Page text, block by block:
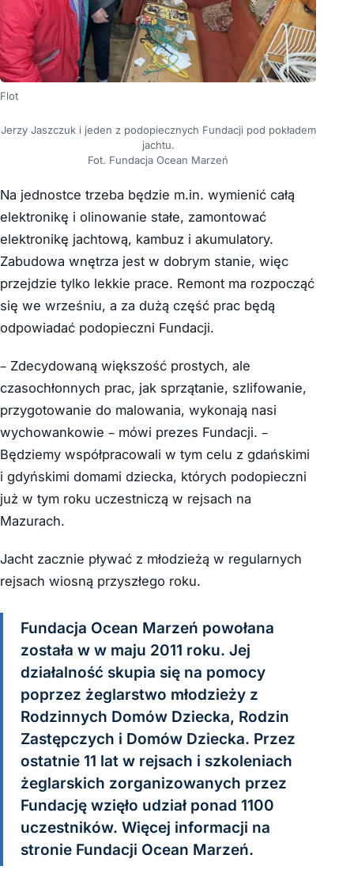
Flot
Jerzy Jaszczuk i jeden z podopiecznych Fundacji pod pokładem
jachtu.
Fot. Fundacja Ocean Marzeń
Na jednostce trzeba będzie m.in. wymienić całą
elektronikę i olinowanie stałe, zamontować
elektronikę jachtową, kambuz i akumulatory.
Zabudowa wnętrza jest w dobrym stanie, więc
przejdzie tylko lekkie prace. Remont ma rozpocząć
się we wrześniu, a za dużą część prac będą
odpowiadać podopieczni Fundacji.
– Zdecydowaną większość prostych, ale
czasochłonnych prac, jak sprzątanie, szlifowanie,
przygotowanie do malowania, wykonają nasi
wychowankowie – mówi prezes Fundacji. –
Będziemy współpracowali w tym celu z gdańskimi
i gdyńskimi domami dziecka, których podopieczni
już w tym roku uczestniczą w rejsach na
Mazurach.
Jacht zacznie pływać z młodzieżą w regularnych
rejsach wiosną przyszłego roku.
Fundacja Ocean Marzeń powołana
została w w maju 2011 roku. Jej
działalność skupia się na pomocy
poprzez żeglarstwo młodzieży z
Rodzinnych Domów Dziecka, Rodzin
Zastępczych i Domów Dziecka. Przez
ostatnie 11 lat w rejsach i szkoleniach
żeglarskich zorganizowanych przez
Fundację wzięło udział ponad 1100
uczestników. Więcej informacji na
stronie Fundacji Ocean Marzeń.